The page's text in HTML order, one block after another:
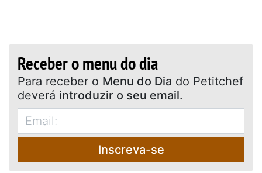
Receber o menu do dia
Para receber o Menu do Dia do Petitchef
deverá introduzir o seu email.
Inscreva-se